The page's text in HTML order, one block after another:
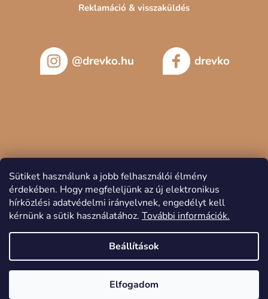
Sütiket használunk a jobb felhasználói élmény
érdekében. Hogy megfeleljünk az új elektronikus
hírközlési adatvédelmi irányelvnek, engedélyt kell
kérnünk a sütik használatához. További információk.
Beállítások
Elfogadom
Reklamáció & visszaküldés
@drevko.hu drevko
Shoptet készítette